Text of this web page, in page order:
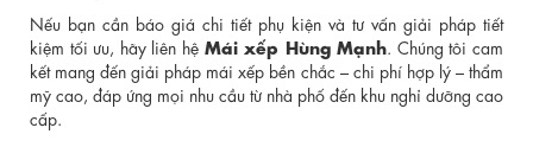
Nếu bạn cần báo giá chi tiết phụ kiện và tư vấn giải pháp tiết
kiệm tối ưu, hãy liên hệ Mái xếp Hùng Mạnh . Chúng tôi cam
kết mang đến giải pháp mái xếp bền chắc – chi phí hợp lý – thẩm
mỹ cao, đáp ứng mọi nhu cầu từ nhà phố đến khu nghỉ dưỡng cao
cấp.